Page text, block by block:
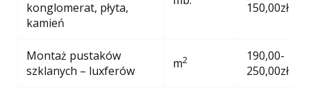
konglomerat, płyta,
kamień
150,00zł
Montaż pustaków
szklanych – luxferów
m2
190,00-
250,00zł